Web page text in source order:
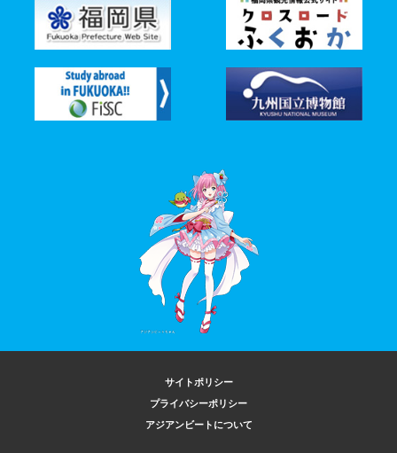
サイトポリシー
プライバシーポリシー
アジアンビートについて